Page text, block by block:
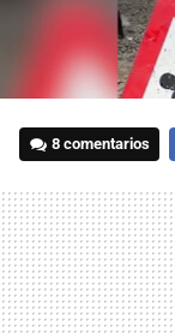
8 comentarios